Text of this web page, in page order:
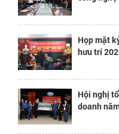
Họp mặt
hưu trí
Hội nghị
doanh